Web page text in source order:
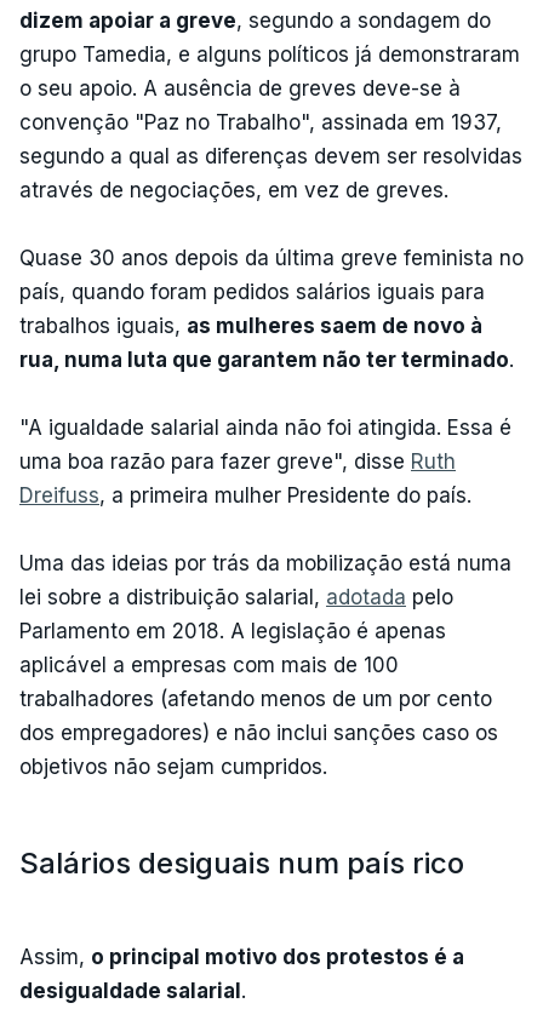
dizem apoiar a greve, segundo a sondagem do
grupo Tamedia, e alguns políticos já demonstraram
o seu apoio. A ausência de greves deve-se à
convenção "Paz no Trabalho", assinada em 1937,
segundo a qual as diferenças devem ser resolvidas
através de negociações, em vez de greves.
Quase 30 anos depois da última greve feminista no
país, quando foram pedidos salários iguais para
trabalhos iguais, as mulheres saem de novo à
rua, numa luta que garantem não ter terminado.
"A igualdade salarial ainda não foi atingida. Essa é
uma boa razão para fazer greve", disse Ruth
Dreifuss, a primeira mulher Presidente do país.
Uma das ideias por trás da mobilização está numa
lei sobre a distribuição salarial, adotada pelo
Parlamento em 2018. A legislação é apenas
aplicável a empresas com mais de 100
trabalhadores (afetando menos de um por cento
dos empregadores) e não inclui sanções caso os
objetivos não sejam cumpridos.
Salários desiguais num país rico
Assim, o principal motivo dos protestos é a
desigualdade salarial.